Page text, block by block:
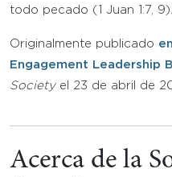
todo pecado (1 Juan 1:7, 9).
Originalmente publicado
Engagement Leadership
Societyel 23 de abril de
Acerca de la